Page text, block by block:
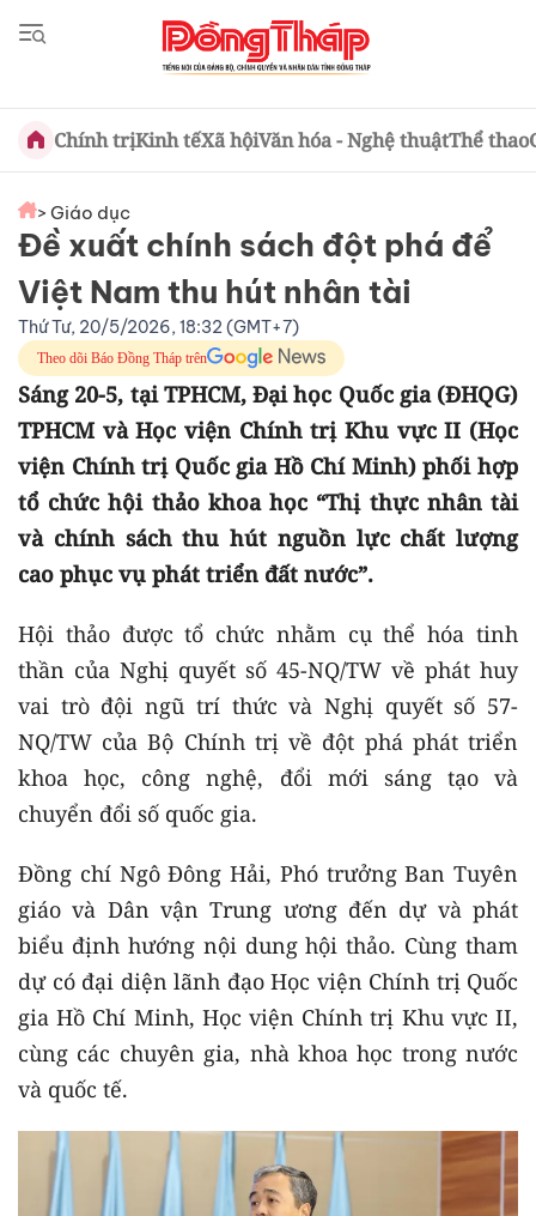
Chính trịKinh tếXã hộiVăn hóa - Nghệ thuậtThể thao
> Giáo dục
Đề xuất chính sách đột phá để
Việt Nam thu hút nhân tài
Thứ Tư, 20/5/2026, 18:32 (GMT+7)
Theo dõi Báo Đồng Tháp trên
Sáng 20-5, tại TPHCM, Đại học Quốc gia (ĐHQG)
TPHCM và Học viện Chính trị Khu vực II (Học
viện Chính trị Quốc gia Hồ Chí Minh) phối hợp
tổ chức hội thảo khoa học “Thị thực nhân tài
và chính sách thu hút nguồn lực chất lượng
cao phục vụ phát triển đất nước”.
Hội thảo được tổ chức nhằm cụ thể hóa tinh
thần của Nghị quyết số 45-NQ/TW về phát huy
vai trò đội ngũ trí thức và Nghị quyết số 57-
NQ/TW của Bộ Chính trị về đột phá phát triển
khoa học, công nghệ, đổi mới sáng tạo và
chuyển đổi số quốc gia.
Đồng chí Ngô Đông Hải, Phó trưởng Ban Tuyên
giáo và Dân vận Trung ương đến dự và phát
biểu định hướng nội dung hội thảo. Cùng tham
dự có đại diện lãnh đạo Học viện Chính trị Quốc
gia Hồ Chí Minh, Học viện Chính trị Khu vực II,
cùng các chuyên gia, nhà khoa học trong nước
và quốc tế.